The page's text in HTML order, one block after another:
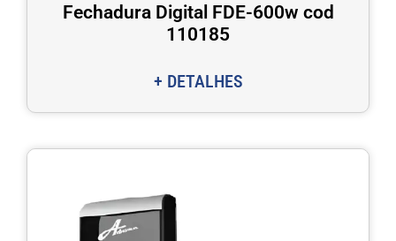
Fechadura Digital FDE-600w cod
110185
+ DETALHES